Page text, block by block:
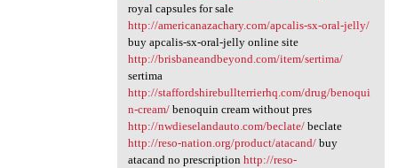
royal capsules for sale
http://americanazachary.com/apcalis-sx-oral-jelly/
buy apcalis-sx-oral-jelly online site
http://brisbaneandbeyond.com/item/sertima/
sertima
http://staffordshirebullterrierhq.com/drug/benoqui
n-cream/benoquin cream without pres
http://nwdieselandauto.com/beclate/beclate
http://reso-nation.org/product/atacand/buy
atacand no prescription http://reso-